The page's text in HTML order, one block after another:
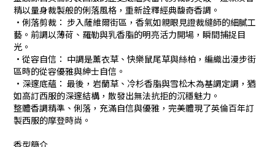
精以量身裁製般的俐落風格，重新詮釋經典馥奇香調。
•俐落剪裁： 步入薩維爾街區，香氣如親眼見證裁縫師的細膩工
藝。前調以薄荷、羅勒與乳香脂的明亮活力開場，瞬間捕捉目
光。
•從容自信： 中調是薰衣草、快樂鼠尾草與絲柏，編織出漫步街
區時的從容優雅與紳士自信。
•深邃底蘊： 最後，岩蘭草、冷杉香脂與雪松木為基調定調，猶
如高訂西服的深邃結構，散發出無法抗拒的沉穩魅力。
整體香調精準、俐落，充滿自信與優雅，完美體現了英倫百年訂
製西服的摩登時尚。
香型簡介